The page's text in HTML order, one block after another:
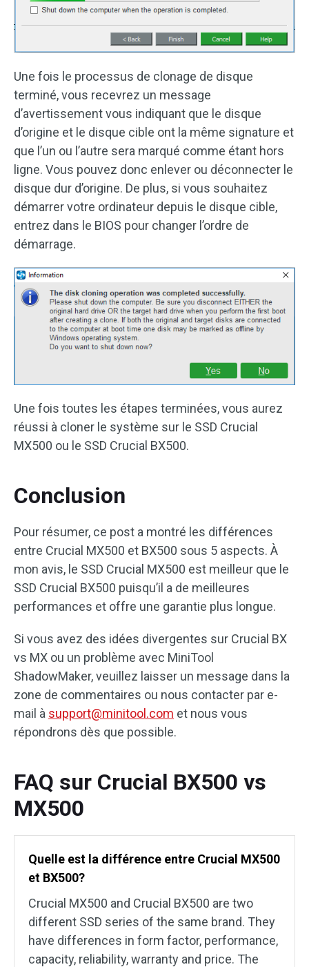
Une fois le processus de clonage de disque
terminé, vous recevrez un message
d’avertissement vous indiquant que le disque
d’origine et le disque cible ont la même signature et
que l’un ou l’autre sera marqué comme étant hors
ligne. Vous pouvez donc enlever ou déconnecter le
disque dur d’origine. De plus, si vous souhaitez
démarrer votre ordinateur depuis le disque cible,
entrez dans le BIOS pour changer l’ordre de
démarrage.
Une fois toutes les étapes terminées, vous aurez
réussi à cloner le système sur le SSD Crucial
MX500 ou le SSD Crucial BX500.
Conclusion
Pour résumer, ce post a montré les différences
entre Crucial MX500 et BX500 sous 5 aspects. À
mon avis, le SSD Crucial MX500 est meilleur que le
SSD Crucial BX500 puisqu’il a de meilleures
performances et offre une garantie plus longue.
Si vous avez des idées divergentes sur Crucial BX
vs MX ou un problème avec MiniTool
ShadowMaker, veuillez laisser un message dans la
zone de commentaires ou nous contacter par e-
mail à support@minitool.com et nous vous
répondrons dès que possible.
FAQ sur Crucial BX500 vs
MX500
Quelle est la différence entre Crucial MX500
et BX500?
Crucial MX500 and Crucial BX500 are two
different SSD series of the same brand. They
have differences in form factor, performance,
capacity, reliability, warranty and price. The